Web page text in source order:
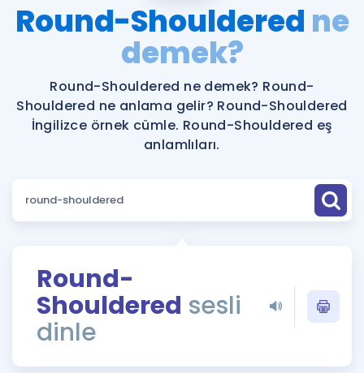
Şifremi Hatırlamıyorum
Katılımcı Görüşleri
Faydalı Araçlar
Ücretsiz Kaynaklar
Kampanyalar
Blog
Blog
İngilizce Gramer
Kariyer
Round-Shouldered ne
demek?
Round-Shouldered ne demek? Round-
Shouldered ne anlama gelir? Round-Shouldered
İngilizce örnek cümle. Round-Shouldered eş
anlamlıları.
Round-
Shouldered sesli
dinle